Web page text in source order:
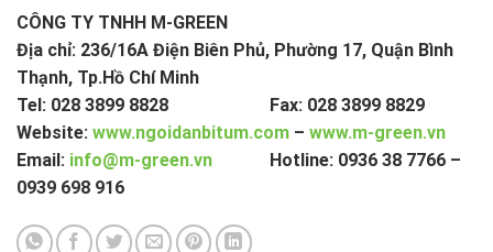
CÔNG TY TNHH M-GREEN
Địa chỉ: 236/16A Điện Biên Phủ, Phường 17, Quận Bình
Thạnh, Tp.Hồ Chí Minh
Tel: 028 3899 8828 Fax: 028 3899 8829
Website: www.ngoidanbitum.com – www.m-green.vn
Email: info@m-green.vn Hotline: 0936 38 7766 –
0939 698 916